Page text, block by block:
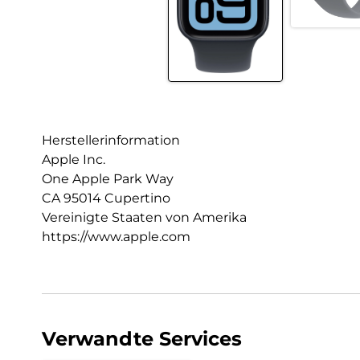
Herstellerinformation
Apple Inc.
One Apple Park Way
CA 95014 Cupertino
Vereinigte Staaten von Amerika
https://www.apple.com
Verwandte Services